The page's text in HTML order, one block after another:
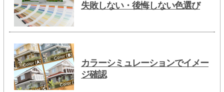
失敗しない・後悔しない色選び
カラーシミュレーションでイメー
ジ確認